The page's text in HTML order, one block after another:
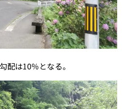
配は10％となる。